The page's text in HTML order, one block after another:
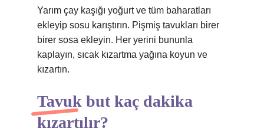
Yarım çay kaşığı yoğurt ve tüm baharatları
ekleyip sosu karıştırın. Pişmiş tavukları birer
birer sosa ekleyin. Her yerini bununla
kaplayın, sıcak kızartma yağına koyun ve
kızartın.
Tavuk but kaç dakika
kızartılır?